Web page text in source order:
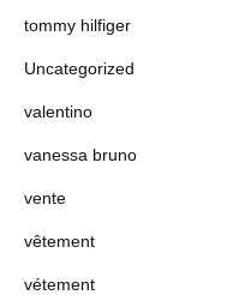
tommy hilfiger
Uncategorized
valentino
vanessa bruno
vente
vêtement
vétement